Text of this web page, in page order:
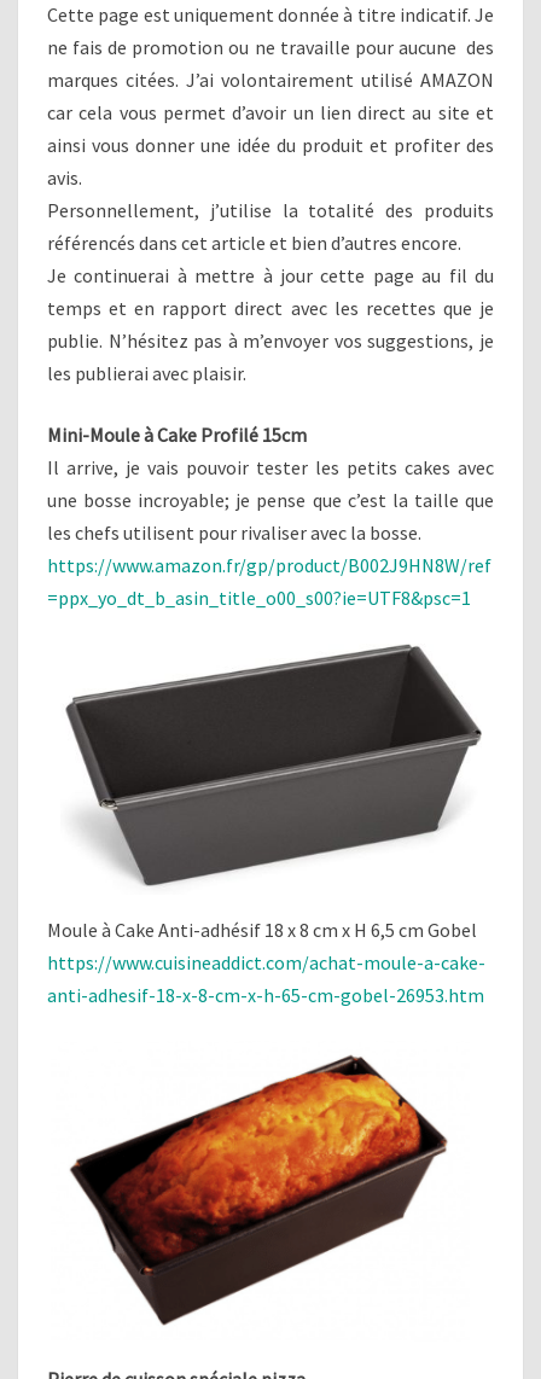
Cette page est uniquement donnée à titre indicatif. Je
ne fais de promotion ou ne travaille pour aucune des
marques citées. J’ai volontairement utilisé AMAZON
car cela vous permet d’avoir un lien direct au site et
ainsi vous donner une idée du produit et profiter des
avis.
Personnellement, j’utilise la totalité des produits
référencés dans cet article et bien d’autres encore.
Je continuerai à mettre à jour cette page au fil du
temps et en rapport direct avec les recettes que je
publie. N’hésitez pas à m’envoyer vos suggestions, je
les publierai avec plaisir.
Mini-Moule à Cake Profilé 15cm
Il arrive, je vais pouvoir tester les petits cakes avec
une bosse incroyable; je pense que c’est la taille que
les chefs utilisent pour rivaliser avec la bosse.
https://www.amazon.fr/gp/product/B002J9HN8W/ref
=ppx_yo_dt_b_asin_title_o00_s00?ie=UTF8&psc=1
Moule à Cake Anti-adhésif 18 x 8 cm x H 6,5 cm Gobel
https://www.cuisineaddict.com/achat-moule-a-cake-
anti-adhesif-18-x-8-cm-x-h-65-cm-gobel-26953.htm